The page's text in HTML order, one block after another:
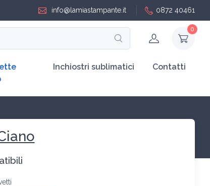
info@lamiastampante.it 0872 40461
0
Inchiostri sublimatici Contatti